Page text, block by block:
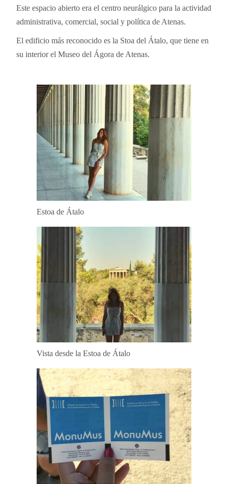
Este espacio abierto era el centro neurálgico para la actividad
administrativa, comercial, social y política de Atenas.
El edificio más reconocido es la Stoa del Átalo, que tiene en
su interior el Museo del Ágora de Atenas.
Estoa de Átalo
Vista desde la Estoa de Átalo